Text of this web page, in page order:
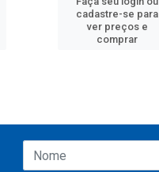
cadastre-se para
ver preços e
comprar